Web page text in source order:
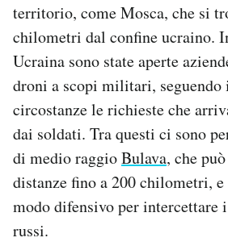
territorio, come Mosca, che si
chilometri dal confine ucraino.
Ucraina sono state aperte
droni a scopi militari, seguendo
circostanze le richieste che
dai soldati. Tra questi ci sono
di medio raggioBulava, che
distanze fino a 200 chilometri,
modo difensivo per intercettare
russi.